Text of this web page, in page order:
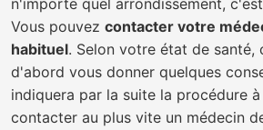
n'importe quel arrondissement,
Vous pouvez contacter votre
habituel. Selon votre état de santé,
d'abord vous donner quelques
indiquera par la suite la procédure
contacter au plus vite un médecin